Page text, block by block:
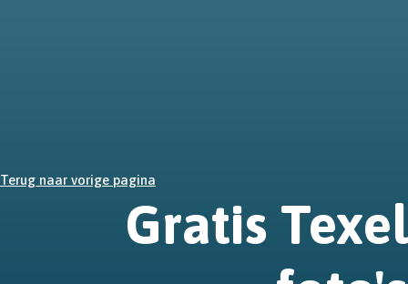
Terug naar vorige pagina
Gratis Texel